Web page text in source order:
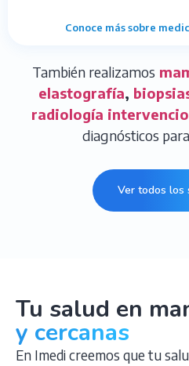
Conoce más sobre
También realizamos
elastografía,
radiología
diagnósticos
Ver todos los
Tu salud en
y cercanas
En Imedi creemos que tu